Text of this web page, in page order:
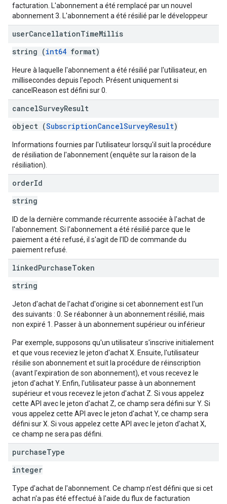
facturation. L'abonnement a été remplacé par un nouvel
abonnement 3. L'abonnement a été résilié par le développeur
userCancellationTimeMillis
string (int64 format)
Heure à laquelle l'abonnement a été résilié par l'utilisateur, en
millisecondes depuis l'epoch. Présent uniquement si
cancelReason est défini sur 0.
cancelSurveyResult
object (SubscriptionCancelSurveyResult)
Informations fournies par l'utilisateur lorsqu'il suit la procédure
de résiliation de l'abonnement (enquête sur la raison de la
résiliation).
orderId
string
ID de la dernière commande récurrente associée à l'achat de
l'abonnement. Si l'abonnement a été résilié parce que le
paiement a été refusé, il s'agit de l'ID de commande du
paiement refusé.
linkedPurchaseToken
string
Jeton d'achat de l'achat d'origine si cet abonnement est l'un
des suivants : 0. Se réabonner à un abonnement résilié, mais
non expiré 1. Passer à un abonnement supérieur ou inférieur
Par exemple, supposons qu'un utilisateur s'inscrive initialement
et que vous receviez le jeton d'achat X. Ensuite, l'utilisateur
résilie son abonnement et suit la procédure de réinscription
(avant l'expiration de son abonnement), et vous recevez le
jeton d'achat Y. Enfin, l'utilisateur passe à un abonnement
supérieur et vous recevez le jeton d'achat Z. Si vous appelez
cette API avec le jeton d'achat Z, ce champ sera défini sur Y. Si
vous appelez cette API avec le jeton d'achat Y, ce champ sera
défini sur X. Si vous appelez cette API avec le jeton d'achat X,
ce champ ne sera pas défini.
purchaseType
integer
Type d'achat de l'abonnement. Ce champ n'est défini que si cet
achat n'a pas été effectué à l'aide du flux de facturation